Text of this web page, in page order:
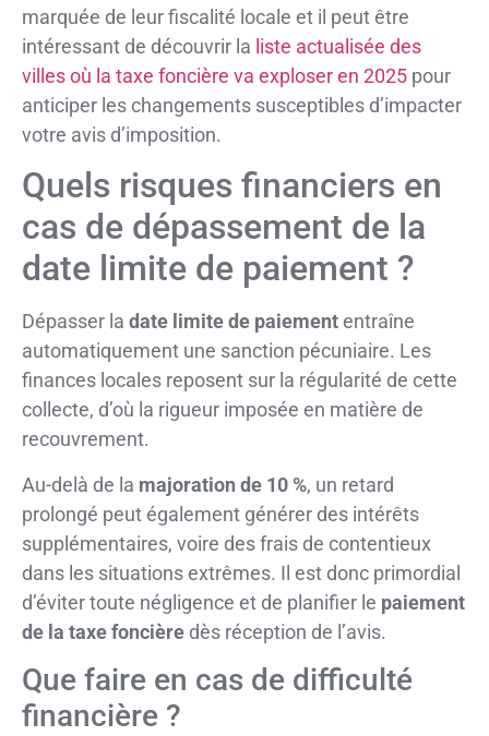
marquée de leur fiscalité locale et il peut être
intéressant de découvrir la liste actualisée des
villes où la taxe foncière va exploser en 2025 pour
anticiper les changements susceptibles d’impacter
votre avis d’imposition.
Quels risques financiers en
cas de dépassement de la
date limite de paiement ?
Dépasser la date limite de paiemententraîne
automatiquement une sanction pécuniaire. Les
finances locales reposent sur la régularité de cette
collecte, d’où la rigueur imposée en matière de
recouvrement.
Au-delà de la majoration de 10 %, un retard
prolongé peut également générer des intérêts
supplémentaires, voire des frais de contentieux
dans les situations extrêmes. Il est donc primordial
d’éviter toute négligence et de planifier le paiement
de la taxe foncière dès réception de l’avis.
Que faire en cas de difficulté
financière ?